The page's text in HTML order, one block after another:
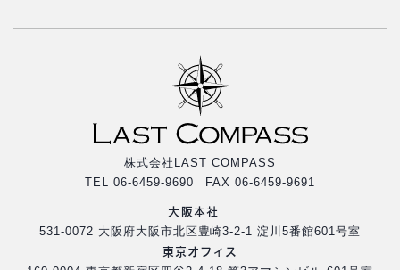
株式会社LAST COMPASS
TEL 06-6459-9690 FAX 06-6459-9691
大阪本社
531-0072 大阪府大阪市北区豊崎3-2-1 淀川5番館601号室
東京オフィス